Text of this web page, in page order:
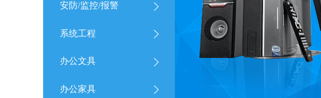
安防/监控/报警
系统工程
办公文具
办公家具